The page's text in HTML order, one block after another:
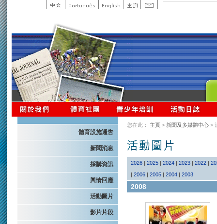
體育設施通告
新聞消息
採購資訊
輿情回應
活動圖片
影片片段
您在此： 主頁 > 新聞及多媒體中心 >
2026 | 2025 | 2024 | 2023 | 2022 |
| 2006 | 2005 | 2004 | 2003
2008